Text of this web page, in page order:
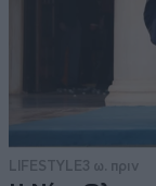
LIFESTYLE3 ω. πριν